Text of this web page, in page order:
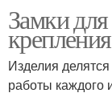
Замки
крепления
Изделия
работы каждого